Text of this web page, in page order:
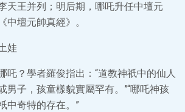
天王并列；明后期，哪吒升任中壇元
中壇元帥真經》。
娃
吒？學者羅俊指出：“道教神祇中的仙人
男子，孩童樣貌實屬罕有。”“哪吒神孩
中奇特的存在。”